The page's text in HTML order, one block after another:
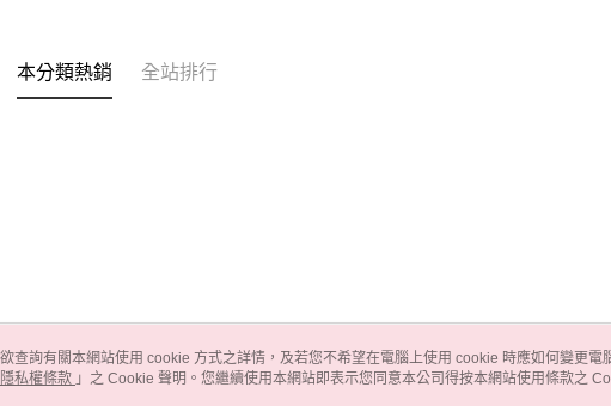
本分類熱銷 全站排行
關於我們 客服資訊
查詢有關本網站使用 cookie 方式之詳情，及若您不希望在電腦上使用 cookie 時應如何變更電
隱私權條款 」之 Cookie 聲明。您繼續使用本網站即表示您同意本公司得按本網站使用條款之